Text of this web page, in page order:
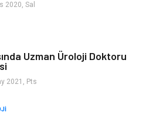
2020, Sal
Uzman Üroloji Doktoru
2021, Pts